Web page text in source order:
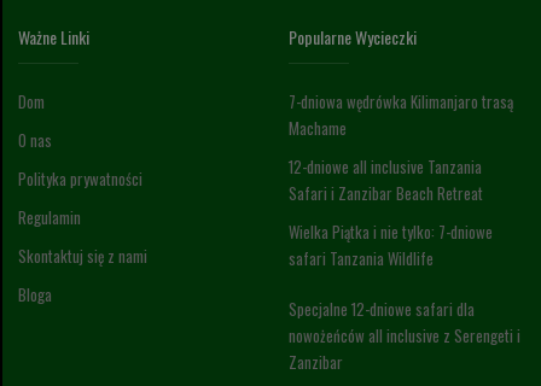
Ważne Linki
Dom
O nas
Polityka prywatności
Regulamin
Skontaktuj się z nami
Bloga
Popularne Wycieczki
7-dniowa wędrówka Kilimanjaro trasą
Machame
12-dniowe all inclusive Tanzania
Safari i Zanzibar Beach Retreat
Wielka Piątka i nie tylko: 7-dniowe
safari Tanzania Wildlife
Specjalne 12-dniowe safari dla
nowożeńców all inclusive z Serengeti i
Zanzibar